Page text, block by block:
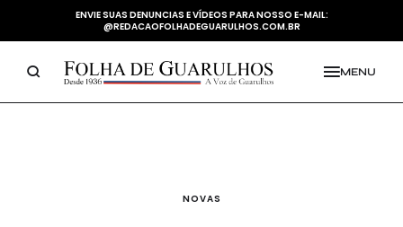
ENVIE SUAS DENUNCIAS E VÍDEOS PARA NOSSO E-MAIL:
@REDACAOFOLHADEGUARULHOS.COM.BR
MENU
NOVAS